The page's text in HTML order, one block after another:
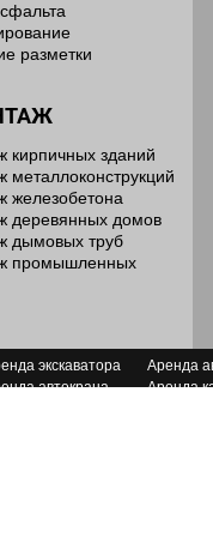
разметки
кирпичных зданий
металлоконструкций
железобетона
деревянных домов
дымовых труб
промышленных
экскаватора
автокрана
Аренда
Аренда